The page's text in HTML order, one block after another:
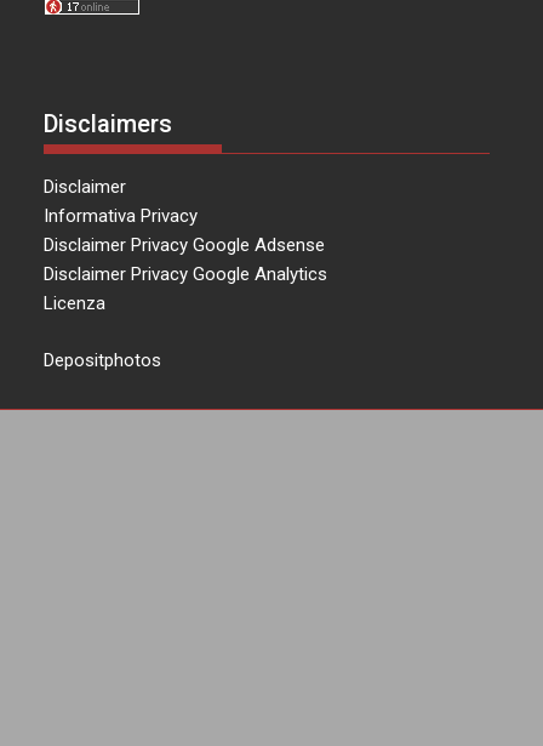
Disclaimers
Disclaimer
Informativa Privacy
Disclaimer Privacy Google Adsense
Disclaimer Privacy Google Analytics
Licenza
Depositphotos